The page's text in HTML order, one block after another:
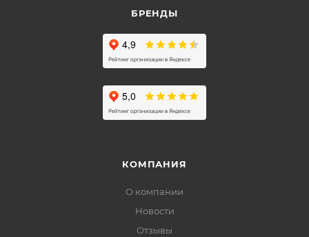
БРЕНДЫ
КОМПАНИЯ
О компании
Новости
Отзывы